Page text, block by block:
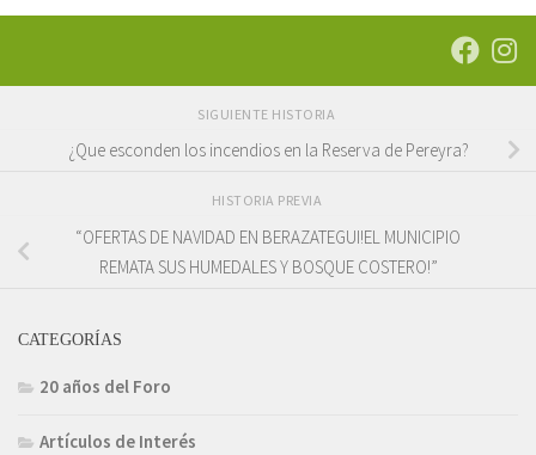
SIGUIENTE HISTORIA
¿Que esconden los incendios en la Reserva de Pereyra?
HISTORIA PREVIA
“OFERTAS DE NAVIDAD EN BERAZATEGUI!EL MUNICIPIO
REMATA SUS HUMEDALES Y BOSQUE COSTERO!”
CATEGORÍAS
20 años del Foro
Artículos de Interés